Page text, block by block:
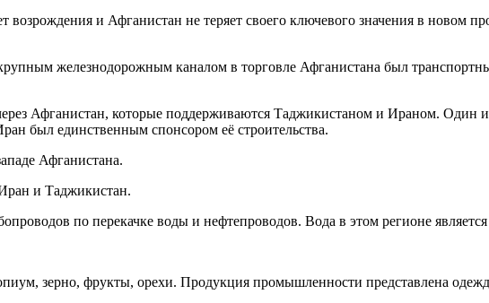
и Афганистан не теряет своего ключевого значения в новом
железнодорожным каналом в торговле Афганистана был
Афганистан, которые поддерживаются Таджикистаном и Ираном. Один
был единственным спонсором её строительства.
Афганистана.
и Таджикистан.
по перекачке воды и нефтепроводов. Вода в этом регионе
опиум, зерно, фрукты, орехи. Продукция промышленности представлена